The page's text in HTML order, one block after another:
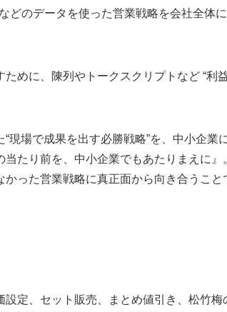
のデータを使った営業戦略を会社全体に
めに、陳列やトークスクリプトなど “利
“現場で成果を出す必勝戦略”を、中小企業
たり前を、中小企業でもあたりまえに』
かった営業戦略に真正面から向き合うこ
設定、セット販売、まとめ値引き、松竹